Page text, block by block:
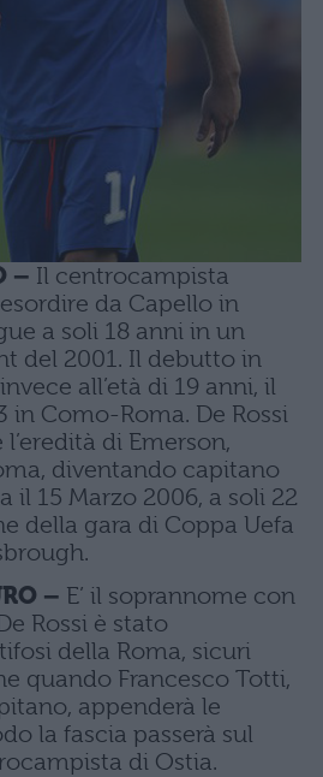
– Il centrocampista
da Capello in
a soli 18 anni in un
del 2001. Il debutto in
all’età di 19 anni, il
in Como-Roma. De Rossi
di Emerson,
diventando capitano
il 15 Marzo 2006, a soli 22
della gara di Coppa Uefa
– E’ il soprannome con
Rossi è stato
della Roma, sicuri
quando Francesco Totti,
appenderà le
la fascia passerà sul
di Ostia.